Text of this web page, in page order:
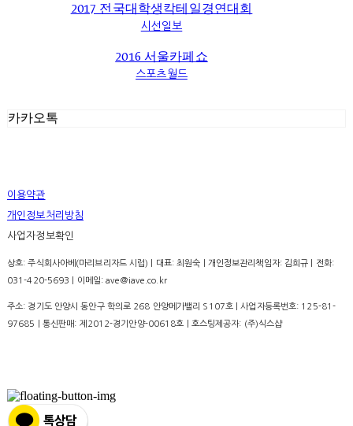
2017 전국대학생칵테일경연대회
시선일보
2016 서울카페쇼
스포츠월드
카카오톡
이용약관
개인정보처리방침
사업자정보확인
상호: 주식회사아베(마리브리자드 시럽) | 대표: 최원숙 | 개인정보관리책임자: 김희규 | 전화:
031-420-5693 | 이메일: ave@iave.co.kr
주소: 경기도 안양시 동안구 학의로 268 안양메가밸리 S107호 | 사업자등록번호: 125-81-
97685
| 통신판매: 제2012-경기안양-00618호 | 호스팅제공자: (주)식스샵